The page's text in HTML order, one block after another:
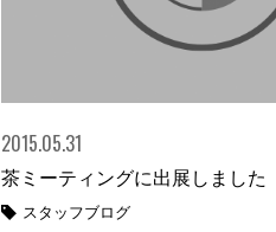
2015.05.31
茶ミーティングに出展しまし
スタッフブログ